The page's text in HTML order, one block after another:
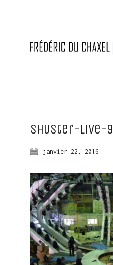
Shuster-live-9
janvier 22, 2016